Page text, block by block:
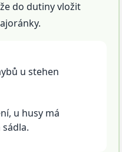
do dutiny vložit
u stehen
u husy má